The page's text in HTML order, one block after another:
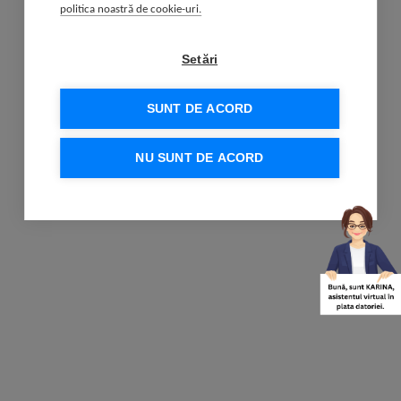
politica noastră de cookie-uri.
Setări
SUNT DE ACORD
NU SUNT DE ACORD